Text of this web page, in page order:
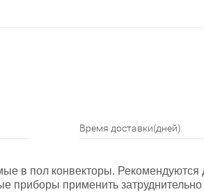
Время доставки(дней)
в пол конвекторы.
приборы применить